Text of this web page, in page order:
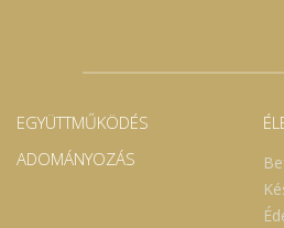
EGYÜTTMŰKÖDÉS
ADOMÁNYOZÁS